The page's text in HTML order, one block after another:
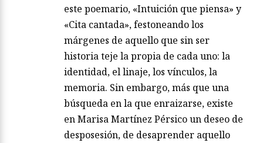
este poemario, «Intuición que piensa» y
«Cita cantada», festoneando los
márgenes de aquello que sin ser
historia teje la propia de cada uno: la
identidad, el linaje, los vínculos, la
memoria. Sin embargo, más que una
búsqueda en la que enraizarse, existe
en Marisa Martínez Pérsico un deseo de
desposesión, de desaprender aquello